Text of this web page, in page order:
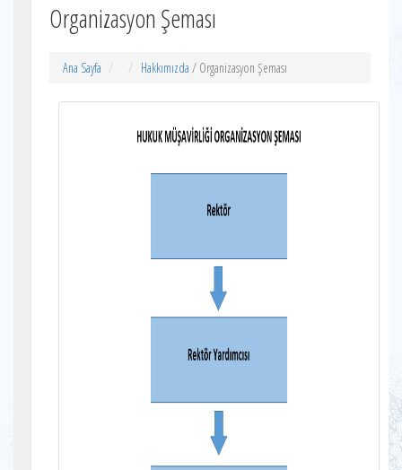
Organizasyon Şeması
Ana Sayfa Hakkımızda / Organizasyon Şeması